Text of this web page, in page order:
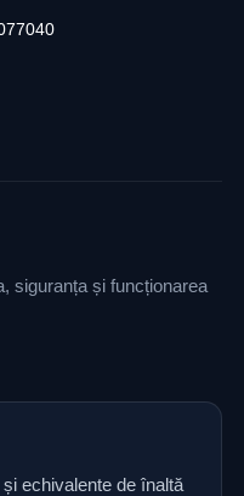
siguranța și funcționarea
echivalente de înaltă